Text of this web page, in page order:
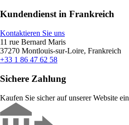
Kundendienst in Frankreich
Kontaktieren Sie uns
11 rue Bernard Maris
37270 Montlouis-sur-Loire, Frankreich
+33 1 86 47 62 58
Sichere Zahlung
Kaufen Sie sicher auf unserer Website ein